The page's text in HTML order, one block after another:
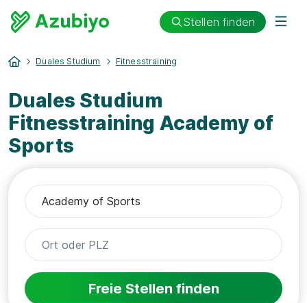
Stellen finden
Duales Studium Fitnesstraining
Duales Studium
Fitnesstraining Academy of
Sports
Freie Stellen finden